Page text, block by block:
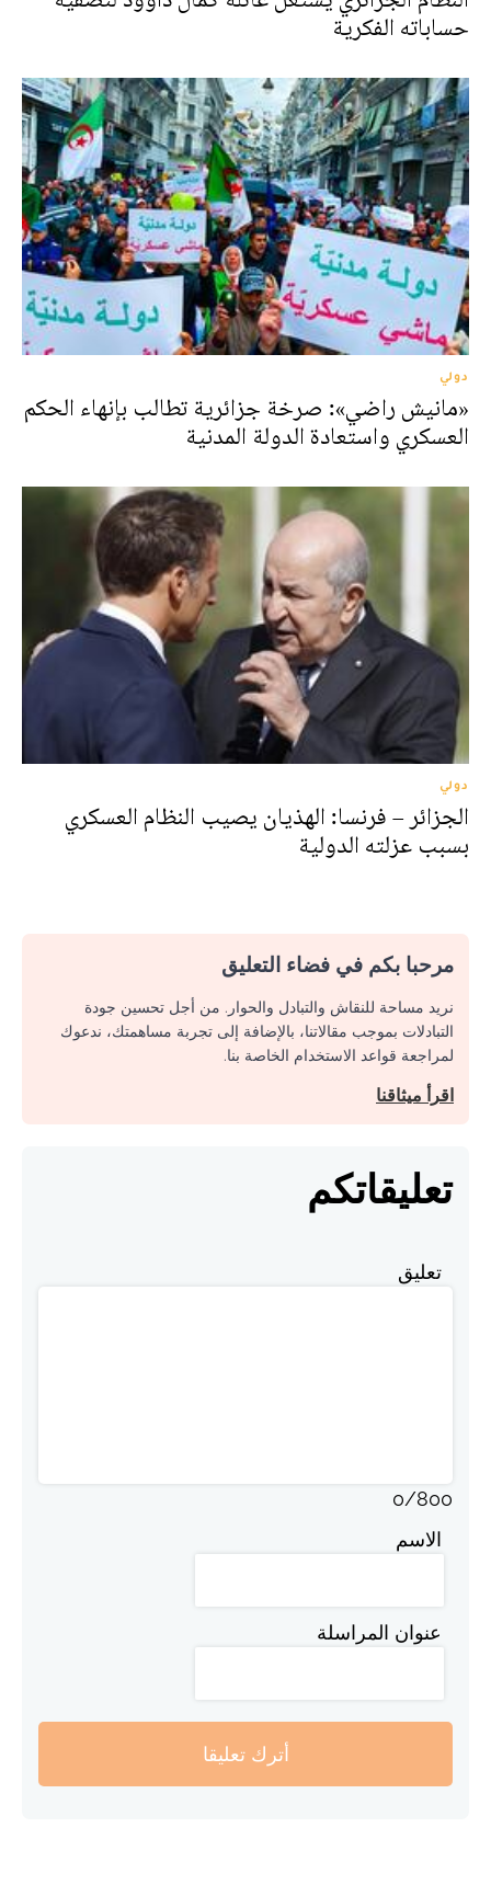
حساباته الفكرية
دولي
«مانيش راضي»: صرخة جزائرية تطالب بإنهاء الحكم
العسكري واستعادة الدولة المدنية
دولي
الجزائر – فرنسا: الهذيان يصيب النظام العسكري
بسبب عزلته الدولية
مرحبا بكم في فضاء التعليق
نريد مساحة للنقاش والتبادل والحوار. من أجل تحسين جودة
التبادلات بموجب مقالاتنا، بالإضافة إلى تجربة مساهمتك، ندعوك
لمراجعة قواعد الاستخدام الخاصة بنا.
اقرأ ميثاقنا
تعليقاتكم
تعليق
0/800
الاسم
عنوان المراسلة
أترك تعليقا